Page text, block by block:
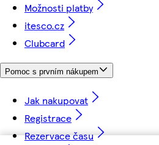
Možnosti platby
itesco.cz
Clubcard
Pomoc s prvním nákupem
Jak nakupovat
Registrace
Rezervace času